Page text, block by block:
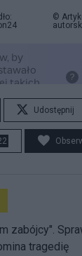
©
Udostępnij
zabójcy".
tragedię